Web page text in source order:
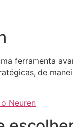
ferramenta
de
Neuren